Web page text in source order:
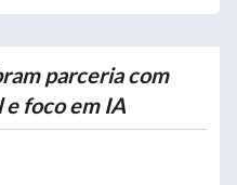
parceria com
foco em IA